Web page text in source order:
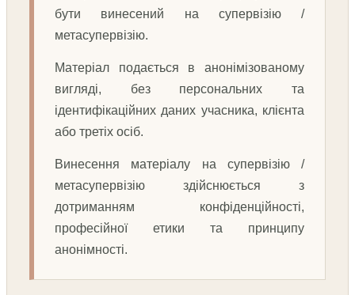
бути винесений на супервізію /
метасупервізію.
Матеріал подається в анонімізованому
вигляді, без персональних та
ідентифікаційних даних учасника, клієнта
або третіх осіб.
Винесення матеріалу на супервізію /
метасупервізію здійснюється з
дотриманням конфіденційності,
професійної етики та принципу
анонімності.